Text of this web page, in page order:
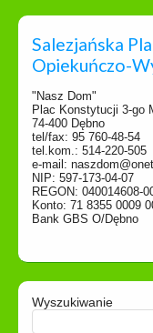
Salezjańska
Opiekuńczo-
"Nasz Dom"
Plac Konstytucji 3-go
74-400 Dębno
tel/fax: 95 760-48-54
tel.kom.: 514-220-505
e-mail:
NIP: 597-173-04-07
REGON: 040014608-
Konto: 71 8355 0009
Bank GBS O/Dębno
Wyszukiwanie